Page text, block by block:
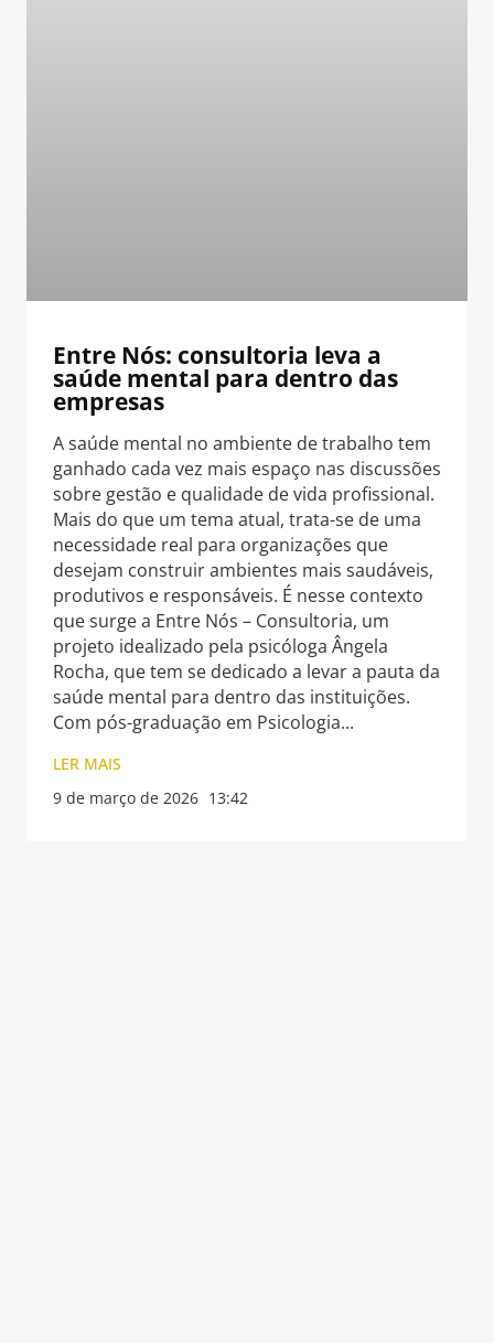
Entre Nós: consultoria leva a
saúde mental para dentro das
empresas
A saúde mental no ambiente de trabalho tem
ganhado cada vez mais espaço nas discussões
sobre gestão e qualidade de vida profissional.
Mais do que um tema atual, trata-se de uma
necessidade real para organizações que
desejam construir ambientes mais saudáveis,
produtivos e responsáveis. É nesse contexto
que surge a Entre Nós – Consultoria, um
projeto idealizado pela psicóloga Ângela
Rocha, que tem se dedicado a levar a pauta da
saúde mental para dentro das instituições.
Com pós-graduação em Psicologia
LER MAIS
9 de março de 2026 13:42